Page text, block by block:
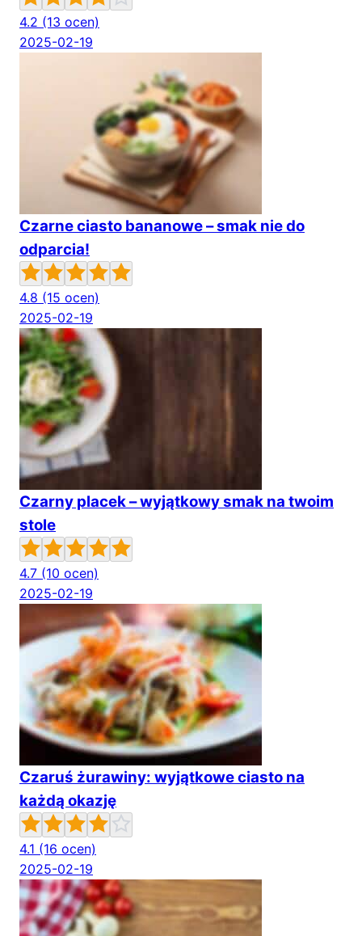
4.2 (13 ocen)
2025-02-19
Czarne ciasto bananowe – smak nie do
odparcia!
4.8 (15 ocen)
2025-02-19
Czarny placek – wyjątkowy smak na twoim
stole
4.7 (10 ocen)
2025-02-19
Czaruś żurawiny: wyjątkowe ciasto na
każdą okazję
4.1 (16 ocen)
2025-02-19